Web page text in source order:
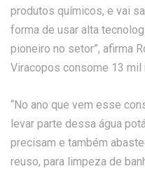
produtos químicos, e vai
forma de usar alta
pioneiro no setor”, afirma
Viracopos consome 13
“No ano que vem esse
levar parte dessa água
precisam e também
reuso, para limpeza de